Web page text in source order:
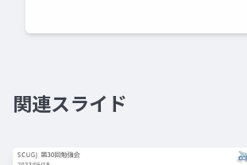
関連スライド